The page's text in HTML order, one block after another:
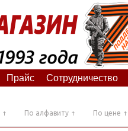
Прайс Сотрудничество
По алфавиту По цене